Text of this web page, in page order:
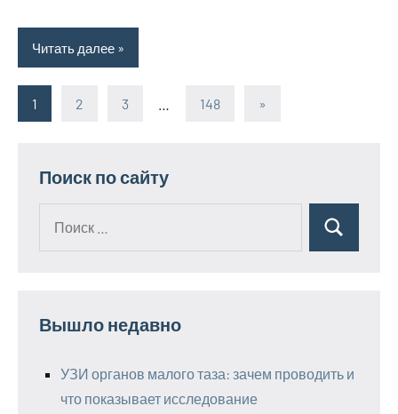
Читать далее
Пагинация
1 2 3 148
Следующие
»
Поиск по сайту
Поиск
Вышло недавно
УЗИ органов малого таза: зачем проводить и
что показывает исследование